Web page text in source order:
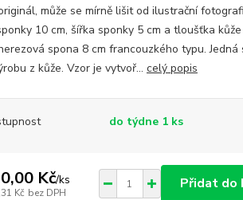
může se mírně lišit od ilustrační
10 cm, šířka sponky 5 cm a tloušťka
spona 8 cm francouzkého typu. Jedná
z kůže. Vzor je vytvoř... celý popis
do týdne 1 ks
Kč/ks
Kč bez DPH
Přidat do